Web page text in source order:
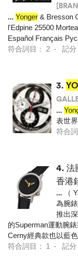
... Yonger & Bresson
l'Edpine 25500
Español Français
符合詞目： 2 - 記
3.
...
表世
符合
4. 法
香港
... （
為腕
推出
的Superman運動腕
Cerny經典款也以藍
符合詞目： 1 - 記